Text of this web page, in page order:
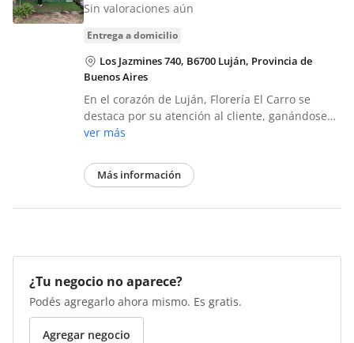
Sin valoraciones aún
entrega a domicilio
Los Jazmines 740, B6700 Luján, Provincia de
Buenos Aires
En el corazón de Luján, Florería El Carro se
destaca por su atención al cliente, ganándose…
ver más
Más información
¿Tu negocio no aparece?
Podés agregarlo ahora mismo. Es gratis.
Agregar negocio